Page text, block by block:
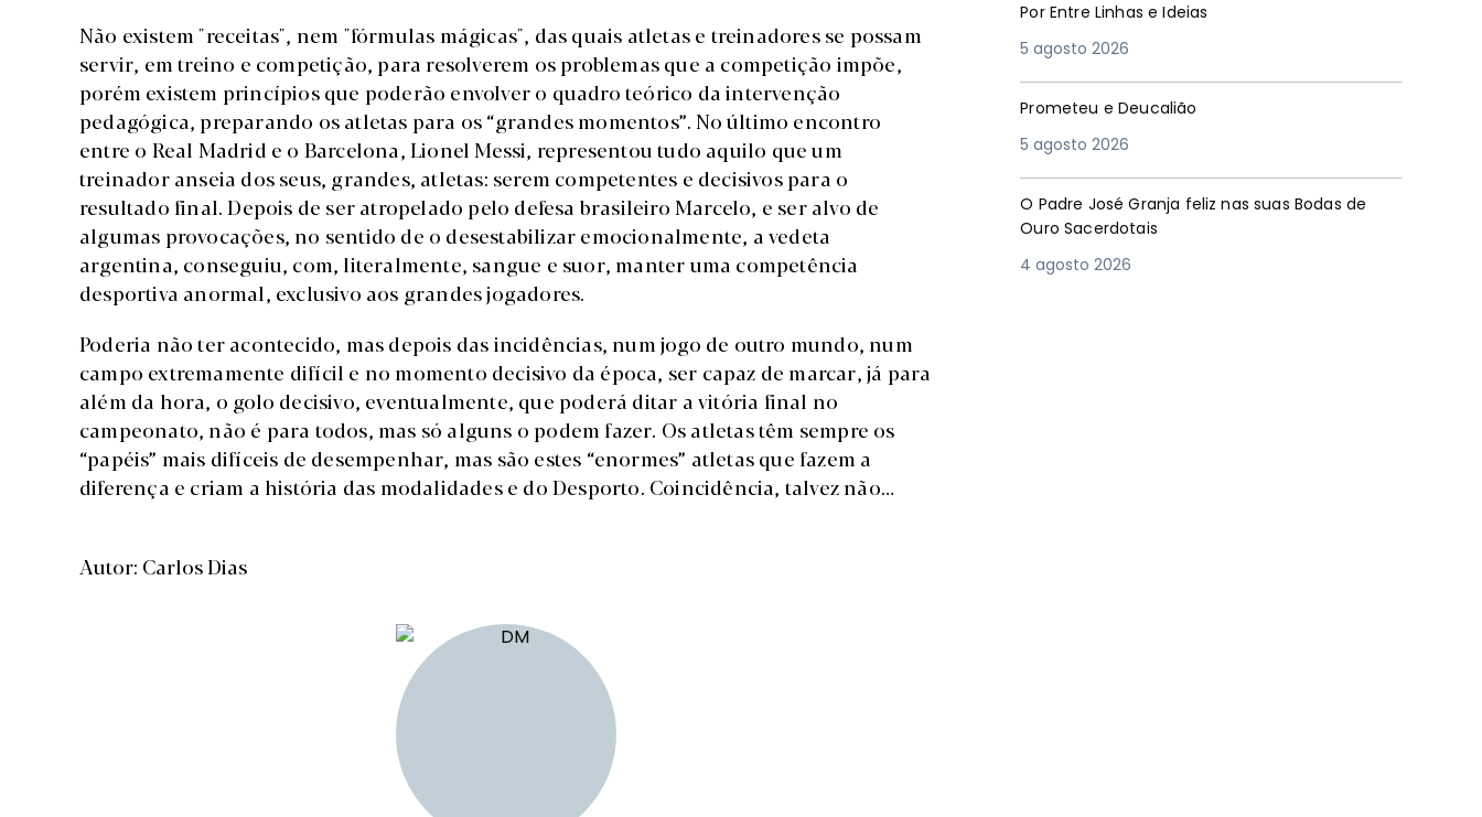
Não existem "receitas", nem "fórmulas mágicas", das quais atletas e treinadores se possam
servir, em treino e competição, para resolverem os problemas que a competição impõe,
porém existem princípios que poderão envolver o quadro teórico da intervenção
pedagógica, preparando os atletas para os “grandes momentos”. No último encontro
entre o Real Madrid e o Barcelona, Lionel Messi, representou tudo aquilo que um
treinador anseia dos seus, grandes, atletas: serem competentes e decisivos para o
resultado final. Depois de ser atropelado pelo defesa brasileiro Marcelo, e ser alvo de
algumas provocações, no sentido de o desestabilizar emocionalmente, a vedeta
argentina, conseguiu, com, literalmente, sangue e suor, manter uma competência
desportiva anormal, exclusivo aos grandes jogadores.
Poderia não ter acontecido, mas depois das incidências, num jogo de outro mundo, num
campo extremamente difícil e no momento decisivo da época, ser capaz de marcar, já para
além da hora, o golo decisivo, eventualmente, que poderá ditar a vitória final no
campeonato, não é para todos, mas só alguns o podem fazer. Os atletas têm sempre os
“papéis” mais difíceis de desempenhar, mas são estes “enormes” atletas que fazem a
diferença e criam a história das modalidades e do Desporto. Coincidência, talvez não…
Autor: Carlos Dias
Por Entre Linhas e Ideias
5 agosto 2026
Prometeu e Deucalião
5 agosto 2026
O Padre José Granja feliz nas suas Bodas de
Ouro Sacerdotais
4 agosto 2026